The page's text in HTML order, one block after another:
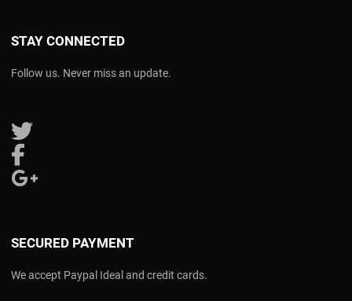
STAY CONNECTED
Follow us. Never miss an update.
Follow us on Twitter
SECURED PAYMENT
We accept Paypal Ideal and credit cards.